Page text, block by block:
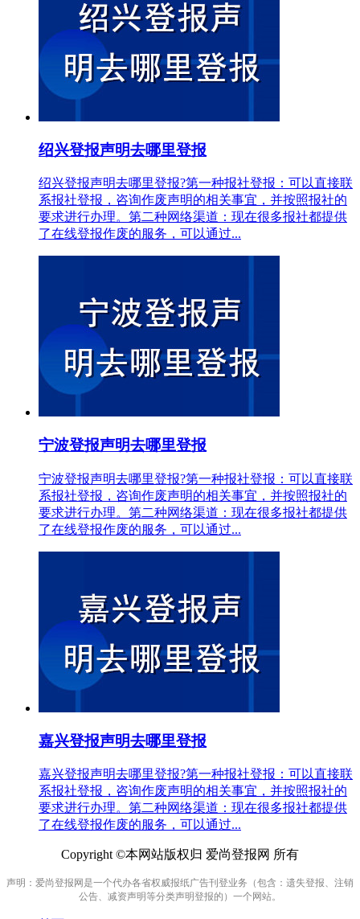
绍兴登报声明去哪里登报
绍兴登报声明去哪里登报?第一种报社登报：可以直接联
系报社登报，咨询作废声明的相关事宜，并按照报社的
要求进行办理。第二种网络渠道：现在很多报社都提供
了在线登报作废的服务，可以通过...
宁波登报声明去哪里登报
宁波登报声明去哪里登报?第一种报社登报：可以直接联
系报社登报，咨询作废声明的相关事宜，并按照报社的
要求进行办理。第二种网络渠道：现在很多报社都提供
了在线登报作废的服务，可以通过...
嘉兴登报声明去哪里登报
嘉兴登报声明去哪里登报?第一种报社登报：可以直接联
系报社登报，咨询作废声明的相关事宜，并按照报社的
要求进行办理。第二种网络渠道：现在很多报社都提供
了在线登报作废的服务，可以通过...
Copyright ©本网站版权归 爱尚登报网 所有
声明：爱尚登报网是一个代办各省权威报纸广告刊登业务（包含：遗失登报、注销
公告、减资声明等分类声明登报的）一个网站。